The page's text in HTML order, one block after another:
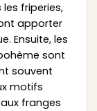
friperies,
apporter
Ensuite, les
sont
souvent
motifs
franges